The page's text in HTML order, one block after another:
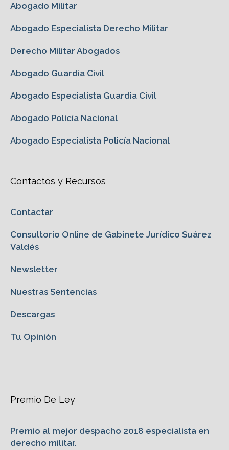
Abogado Militar
Abogado Especialista Derecho Militar
Derecho Militar Abogados
Abogado Guardia Civil
Abogado Especialista Guardia Civil
Abogado Policía Nacional
Abogado Especialista Policía Nacional
Contactos y Recursos
Contactar
Consultorio Online de Gabinete Jurídico Suárez
Valdés
Newsletter
Nuestras Sentencias
Descargas
Tu Opinión
Premio De Ley
Premio al mejor despacho 2018 especialista en
derecho militar.